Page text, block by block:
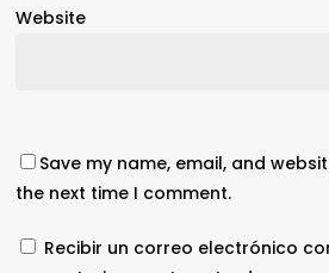
Website
Save my name, email, and
the next time I comment.
Recibir un correo electrónico